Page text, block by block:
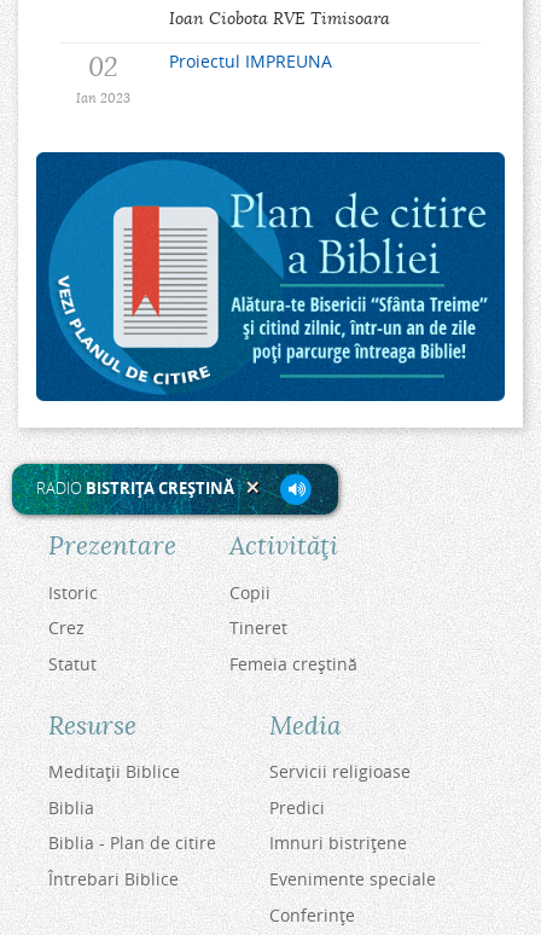
Ioan Ciobota RVE Timisoara
02
Ian 2023
Proiectul IMPREUNA
RADIOBISTRIŢA CREŞTINĂ
Prezentare
Istoric
Crez
Statut
Activităţi
Copii
Tineret
Femeia creştină
Resurse
Meditaţii Biblice
Biblia
Biblia - Plan de citire
Întrebari Biblice
Media
Servicii religioase
Predici
Imnuri bistriţene
Evenimente speciale
Conferinţe